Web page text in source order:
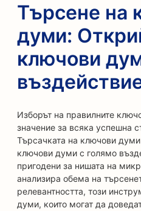
Търсене на
думи:
ключови
Изборът на правилните
значение за всяка успешна
Търсачката на ключови
ключови думи с голямо
пригодени за нишата на
анализира обема на
релевантността, този
думи, които могат да